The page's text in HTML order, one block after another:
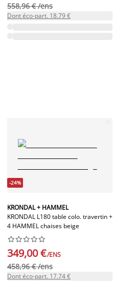
558,96 € /ens
Dont éco-part. 18.79 €
-24%
KRONDAL + HAMMEL
KRONDAL L180 table colo. travertin +
4 HAMMEL chaises beige






349,00 €/ENS
458,96 € /ens
Dont éco-part. 17.74 €